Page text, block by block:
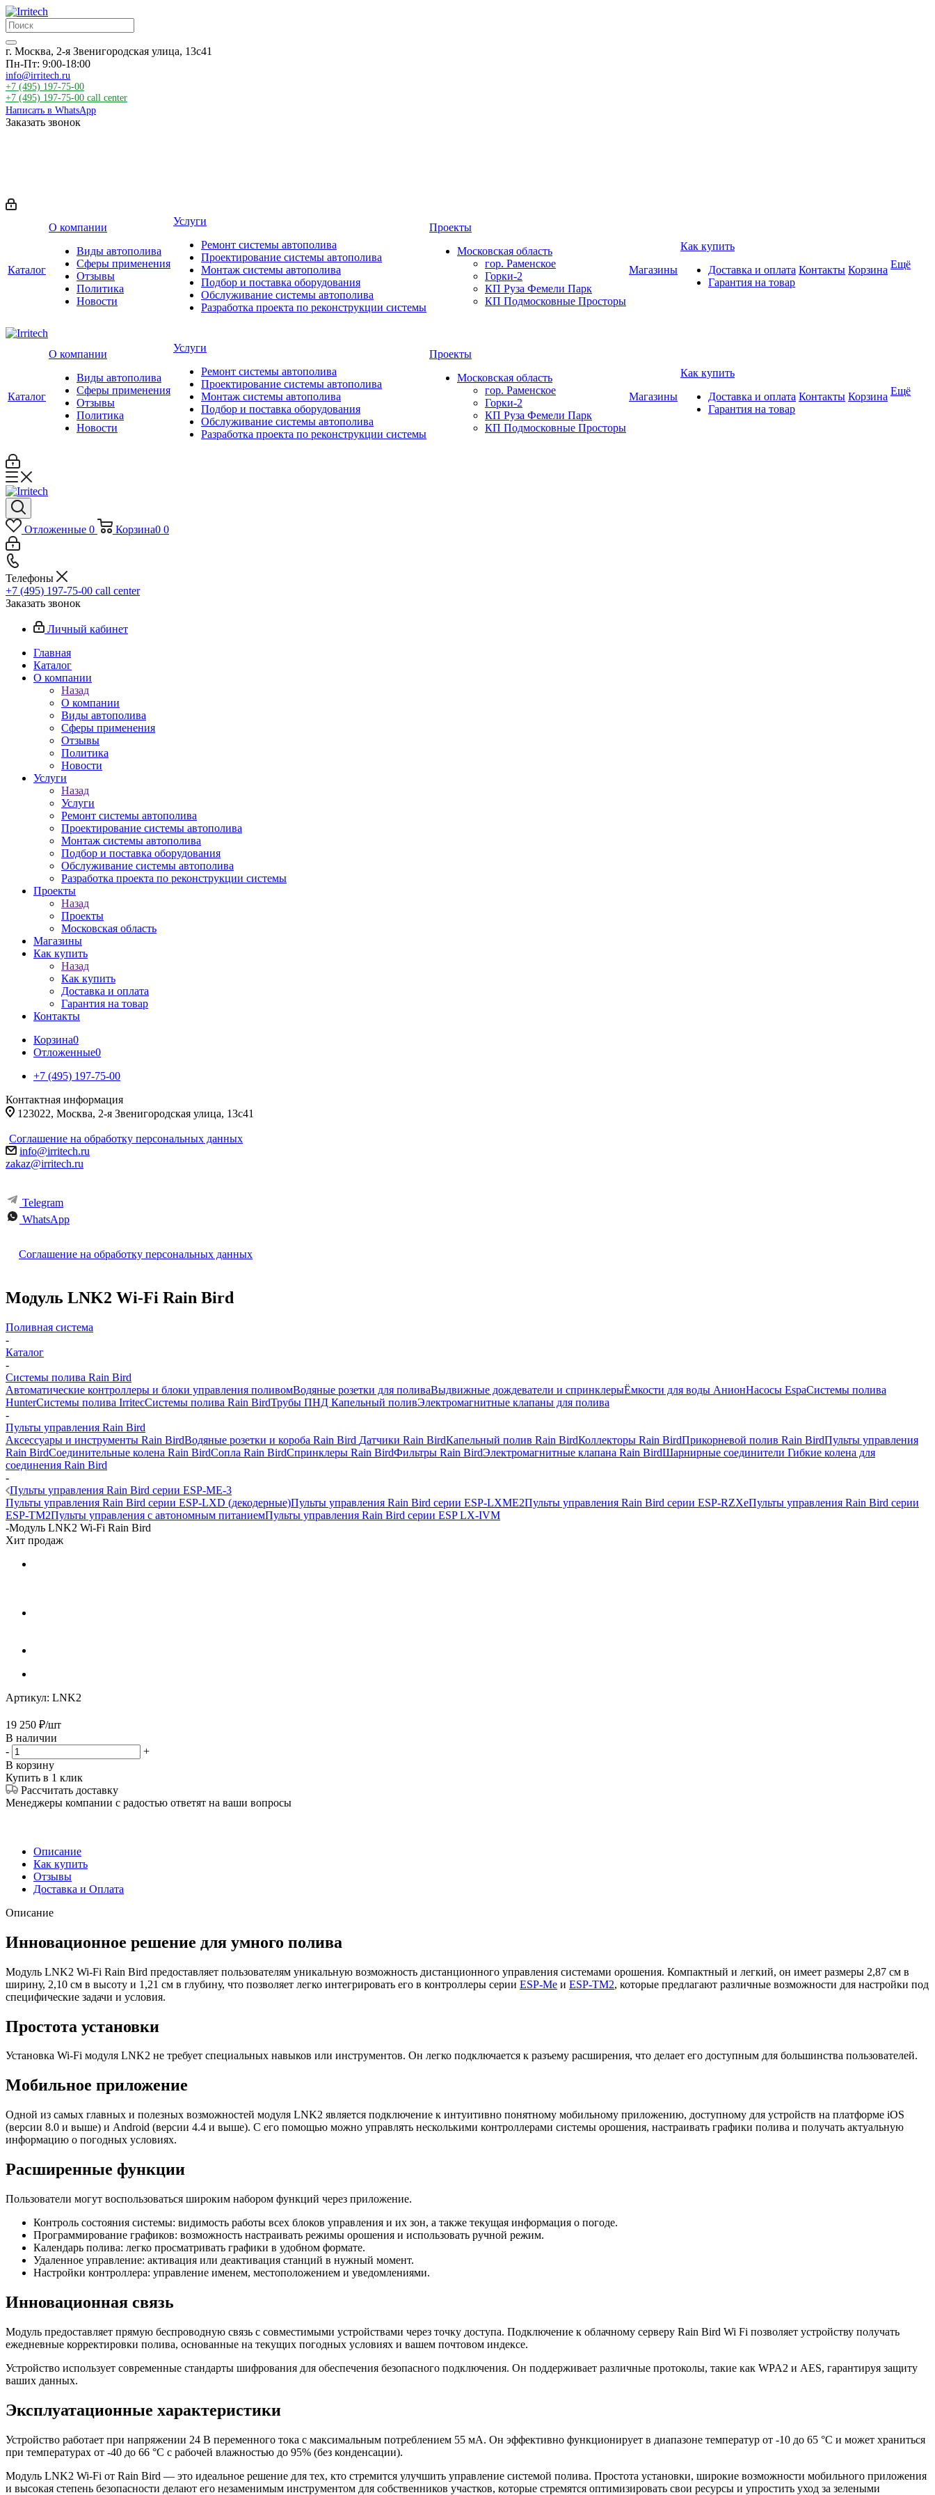
г. Москва, 2-я Звенигородская улица, 13с41
Пн-Пт: 9:00-18:00
info@irritech.ru
+7 (495) 197-75-00
+7 (495) 197-75-00 call center
Написать в WhatsApp
Заказать звонок
Каталог
О компании
Виды автополива
Сферы применения
Отзывы
Политика
Новости
Услуги
Ремонт системы автополива
Проектирование системы автополива
Монтаж системы автополива
Подбор и поставка оборудования
Обслуживание системы автополива
Разработка проекта по реконструкции системы
Проекты
Московская область
гор. Раменское
Горки-2
КП Руза Фемели Парк
КП Подмосковные Просторы
Магазины
Как купить
Доставка и оплата
Гарантия на товар
Контакты Корзина Ещё
Каталог
О компании
Виды автополива
Сферы применения
Отзывы
Политика
Новости
Услуги
Ремонт системы автополива
Проектирование системы автополива
Монтаж системы автополива
Подбор и поставка оборудования
Обслуживание системы автополива
Разработка проекта по реконструкции системы
Проекты
Московская область
гор. Раменское
Горки-2
КП Руза Фемели Парк
КП Подмосковные Просторы
Магазины
Как купить
Доставка и оплата
Гарантия на товар
Контакты Корзина Ещё
Отложенные 0 Корзина0 0
Телефоны
+7 (495) 197-75-00 call center
Заказать звонок
Личный кабинет
Главная
Каталог
О компании
Назад
О компании
Виды автополива
Сферы применения
Отзывы
Политика
Новости
Услуги
Назад
Услуги
Ремонт системы автополива
Проектирование системы автополива
Монтаж системы автополива
Подбор и поставка оборудования
Обслуживание системы автополива
Разработка проекта по реконструкции системы
Проекты
Назад
Проекты
Московская область
Магазины
Как купить
Назад
Как купить
Доставка и оплата
Гарантия на товар
Контакты
Корзина0
Отложенные0
+7 (495) 197-75-00
Контактная информация
123022, Москва, 2-я Звенигородская улица, 13с41
Соглашение на обработку персональных данных
info@irritech.ru
zakaz@irritech.ru
Telegram
WhatsApp
Соглашение на обработку персональных данных
Модуль LNK2 Wi-Fi Rain Bird
Поливная система
-
Каталог
-
Системы полива Rain Bird
Автоматические контроллеры и блоки управления поливомВодяные розетки для поливаВыдвижные дождеватели и спринклерыЁмкости для воды АнионНасосы EspaСистемы полива
HunterСистемы полива IrritecСистемы полива Rain BirdТрубы ПНД Капельный поливЭлектромагнитные клапаны для полива
-
Пульты управления Rain Bird
Аксессуары и инструменты Rain BirdВодяные розетки и короба Rain Bird Датчики Rain BirdКапельный полив Rain BirdКоллекторы Rain BirdПрикорневой полив Rain BirdПульты управления
Rain BirdСоединительные колена Rain BirdСопла Rain BirdСпринклеры Rain BirdФильтры Rain BirdЭлектромагнитные клапана Rain BirdШарнирные соединители Гибкие колена для
соединения Rain Bird
-
Пульты управления Rain Bird серии ESP-ME-3
Пульты управления Rain Bird серии ESP-LXD (декодерные)Пульты управления Rain Bird серии ESP-LXME2Пульты управления Rain Bird серии ESP-RZXeПульты управления Rain Bird серии
ESP-TM2Пульты управления с автономным питаниемПульты управления Rain Bird серии ESP LX-IVM
-Модуль LNK2 Wi-Fi Rain Bird
Хит продаж
Артикул: LNK2
19 250 ₽/шт
В наличии
-
+
В корзину
Купить в 1 клик
Рассчитать доставку
Менеджеры компании с радостью ответят на ваши вопросы
Описание
Как купить
Отзывы
Доставка и Оплата
Описание
Инновационное решение для умного полива
Модуль LNK2 Wi-Fi Rain Bird предоставляет пользователям уникальную возможность дистанционного управления системами орошения. Компактный и легкий, он имеет размеры 2,87 см в
ширину, 2,10 см в высоту и 1,21 см в глубину, что позволяет легко интегрировать его в контроллеры серии ESP-Me и ESP-TM2, которые предлагают различные возможности для настройки под
специфические задачи и условия.
Простота установки
Установка Wi-Fi модуля LNK2 не требует специальных навыков или инструментов. Он легко подключается к разъему расширения, что делает его доступным для большинства пользователей.
Мобильное приложение
Одной из самых главных и полезных возможностей модуля LNK2 является подключение к интуитивно понятному мобильному приложению, доступному для устройств на платформе iOS
(версии 8.0 и выше) и Android (версии 4.4 и выше). С его помощью можно управлять несколькими контроллерами системы орошения, настраивать графики полива и получать актуальную
информацию о погодных условиях.
Расширенные функции
Пользователи могут воспользоваться широким набором функций через приложение.
Контроль состояния системы: видимость работы всех блоков управления и их зон, а также текущая информация о погоде.
Программирование графиков: возможность настраивать режимы орошения и использовать ручной режим.
Календарь полива: легко просматривать графики в удобном формате.
Удаленное управление: активация или деактивация станций в нужный момент.
Настройки контроллера: управление именем, местоположением и уведомлениями.
Инновационная связь
Модуль предоставляет прямую беспроводную связь с совместимыми устройствами через точку доступа. Подключение к облачному серверу Rain Bird Wi Fi позволяет устройству получать
ежедневные корректировки полива, основанные на текущих погодных условиях и вашем почтовом индексе.
Устройство использует современные стандарты шифрования для обеспечения безопасного подключения. Он поддерживает различные протоколы, такие как WPA2 и AES, гарантируя защиту
ваших данных.
Эксплуатационные характеристики
Устройство работает при напряжении 24 В переменного тока с максимальным потреблением 55 мА. Он эффективно функционирует в диапазоне температур от -10 до 65 °C и может храниться
при температурах от -40 до 66 °C с рабочей влажностью до 95% (без конденсации).
Модуль LNK2 Wi-Fi от Rain Bird — это идеальное решение для тех, кто стремится улучшить управление системой полива. Простота установки, широкие возможности мобильного приложения
и высокая степень безопасности делают его незаменимым инструментом для собственников участков, которые стремятся оптимизировать свои ресурсы и упростить уход за зелеными